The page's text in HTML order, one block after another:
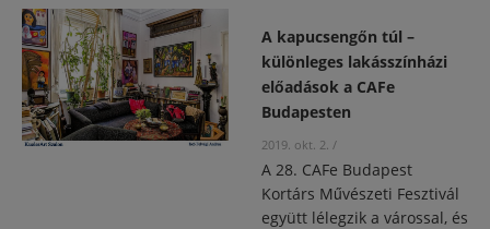
A kapucsengőn túl –
különleges lakásszínházi
előadások a CAFe
Budapesten
2019. okt. 2. /
A 28. CAFe Budapest
Kortárs Művészeti Fesztivál
együtt lélegzik a várossal, és